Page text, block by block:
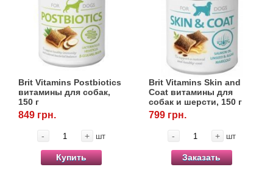
Brit Vitamins Postbiotics
витамины для собак,
150 г
849 грн.
- + шт
Купить
Brit Vitamins Skin and
Coat витамины для
собак и шерсти, 150 г
799 грн.
- + шт
Заказать